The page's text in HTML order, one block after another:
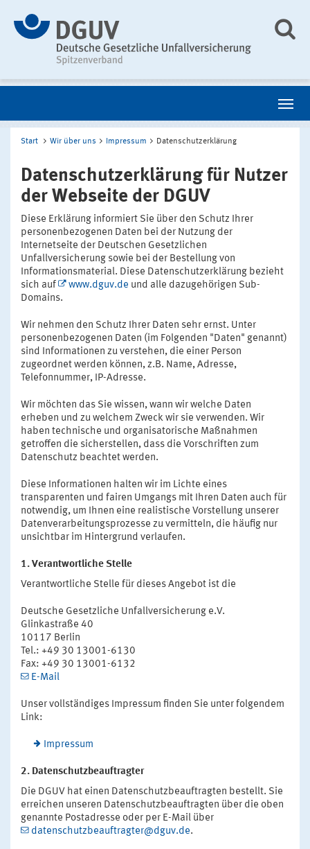
Start Wir über uns Impressum Datenschutzerklärung
Datenschutzerklärung für Nutzer
der Webseite der DGUV
Diese Erklärung informiert Sie über den Schutz Ihrer
personenbezogenen Daten bei der Nutzung der
Internetseite der Deutschen Gesetzlichen
Unfallversicherung sowie bei der Bestellung von
Informationsmaterial. Diese Datenschutzerklärung bezieht
sich auf
www.dguv.de und alle dazugehörigen Sub-
Domains.
Wir nehmen den Schutz Ihrer Daten sehr ernst. Unter
personenbezogenen Daten (im Folgenden "Daten" genannt)
sind Informationen zu verstehen, die einer Person
zugeordnet werden können, z.B. Name, Adresse,
Telefonnummer, IP-Adresse.
Wir möchten das Sie wissen, wann wir welche Daten
erheben und zu welchem Zweck wir sie verwenden. Wir
haben technische und organisatorische Maßnahmen
getroffen die sicherstellen, dass die Vorschriften zum
Datenschutz beachtet werden.
Diese Informationen halten wir im Lichte eines
transparenten und fairen Umgangs mit Ihren Daten auch für
notwendig, um Ihnen eine realistische Vorstellung unserer
Datenverarbeitungsprozesse zu vermitteln, die häufig nur
unsichtbar im Hintergrund verlaufen.
1. Verantwortliche Stelle
Verantwortliche Stelle für dieses Angebot ist die
Deutsche Gesetzliche Unfallversicherung e.V.
Glinkastraße 40
10117 Berlin
Tel.: +49 30 13001-6130
Fax: +49 30 13001-6132
E-Mail
Unser vollständiges Impressum finden Sie unter folgendem
Link:
Impressum
2. Datenschutzbeauftragter
Die DGUV hat einen Datenschutzbeauftragten bestellt. Sie
erreichen unseren Datenschutzbeauftragten über die oben
genannte Postadresse oder per E-Mail über
datenschutzbeauftragter@dguv.de.